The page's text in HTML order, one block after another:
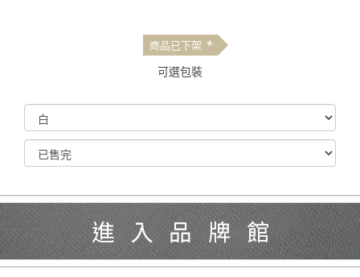
商品已下架 *
可選包裝